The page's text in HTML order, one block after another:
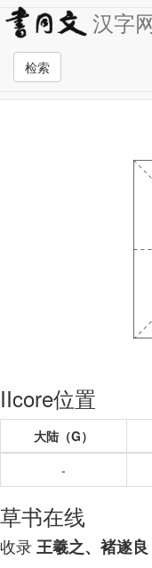
汉字
检索
全站检索页面
IIcore位置
大陆（G）
-
草书在线
收录王羲之、褚遂良